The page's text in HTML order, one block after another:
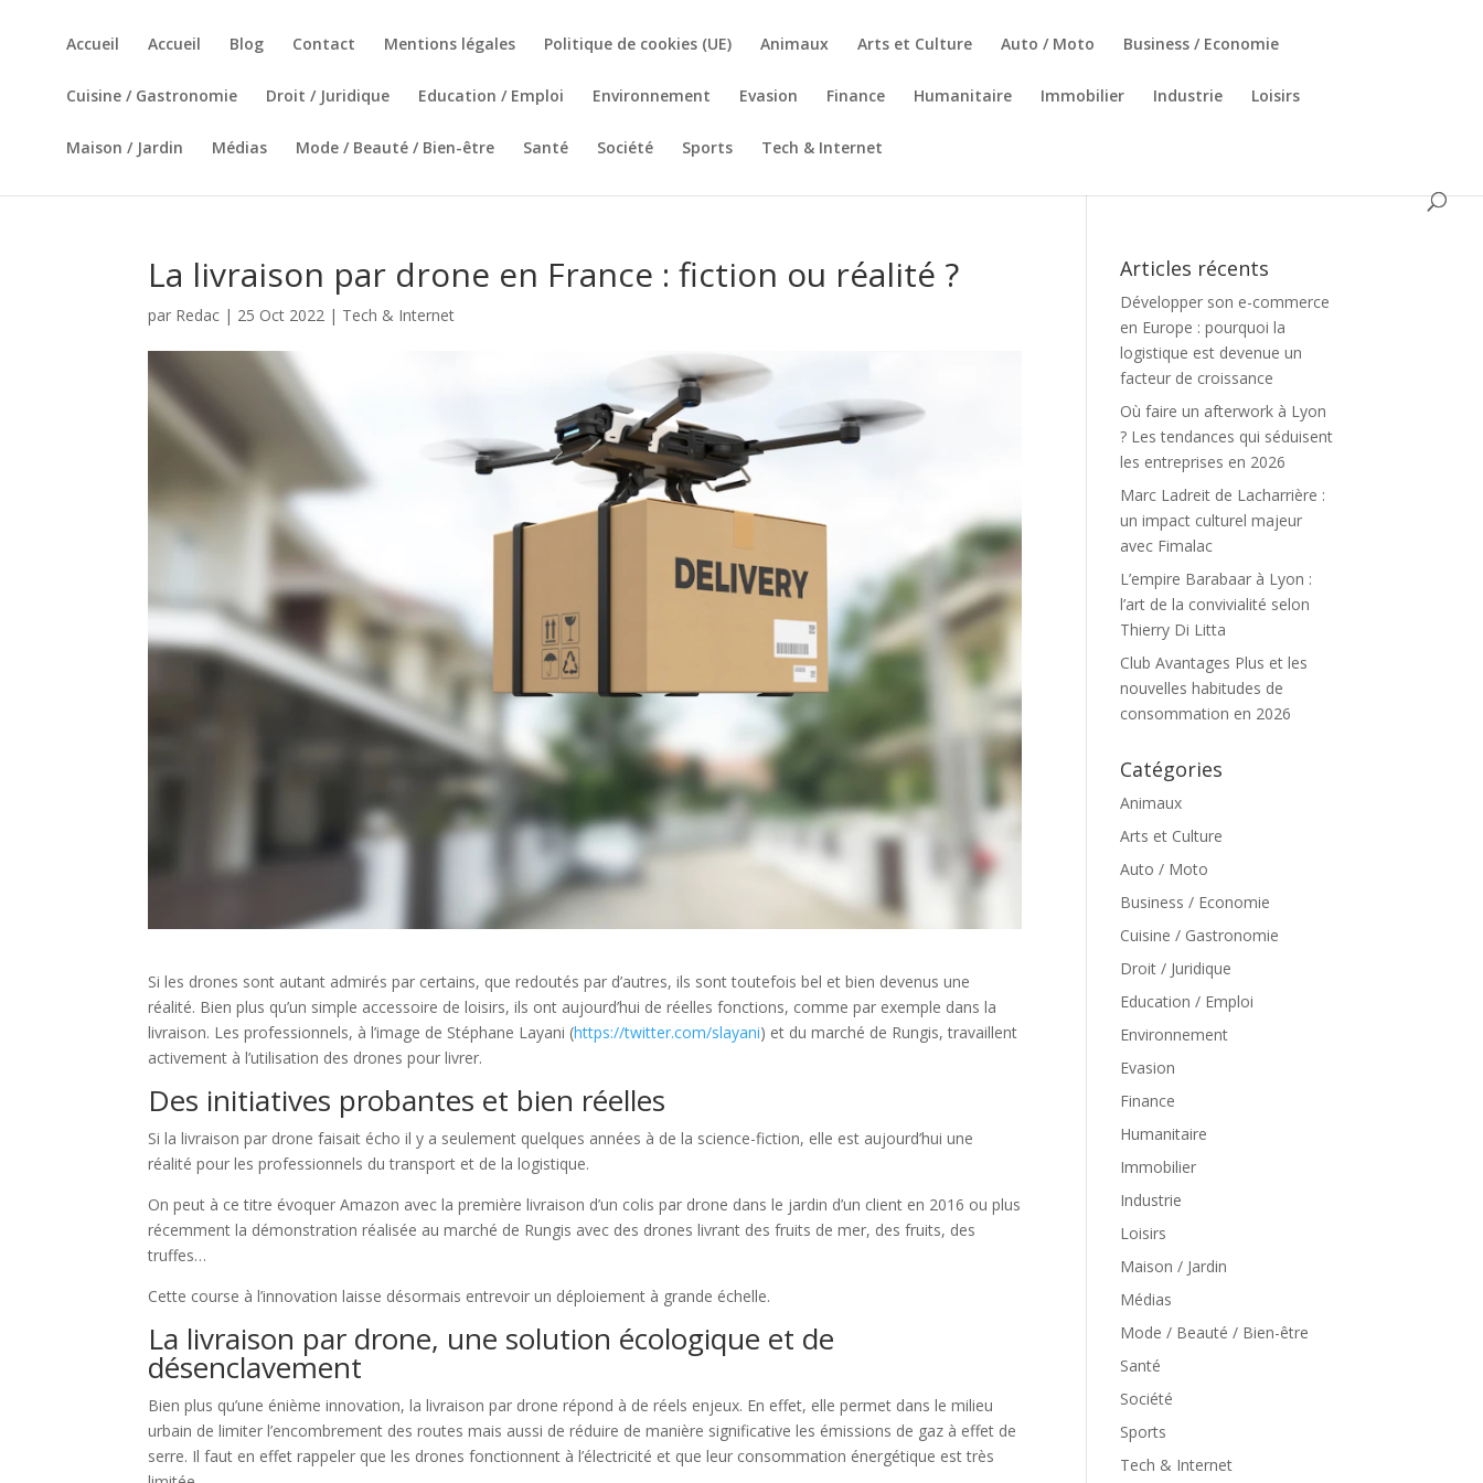
Accueil Accueil Blog Contact Mentions légales Politique de cookies (UE) Animaux Arts et Culture Auto / Moto Business / Economie
Cuisine / Gastronomie Droit / Juridique Education / Emploi Environnement Evasion Finance Humanitaire Immobilier Industrie Loisirs
Maison / Jardin Médias Mode / Beauté / Bien-être Santé Société Sports Tech & Internet
La livraison par drone en France : fiction ou réalité ?
par Redac | 25 Oct 2022 | Tech & Internet
Si les drones sont autant admirés par certains, que redoutés par d’autres, ils sont toutefois bel et bien devenus une
réalité. Bien plus qu’un simple accessoire de loisirs, ils ont aujourd’hui de réelles fonctions, comme par exemple dans la
livraison. Les professionnels, à l’image de Stéphane Layani (https://twitter.com/slayani) et du marché de Rungis, travaillent
activement à l’utilisation des drones pour livrer.
Des initiatives probantes et bien réelles
Si la livraison par drone faisait écho il y a seulement quelques années à de la science-fiction, elle est aujourd’hui une
réalité pour les professionnels du transport et de la logistique.
On peut à ce titre évoquer Amazon avec la première livraison d’un colis par drone dans le jardin d’un client en 2016 ou plus
récemment la démonstration réalisée au marché de Rungis avec des drones livrant des fruits de mer, des fruits, des
truffes…
Cette course à l’innovation laisse désormais entrevoir un déploiement à grande échelle.
La livraison par drone, une solution écologique et de
désenclavement
Bien plus qu’une énième innovation, la livraison par drone répond à de réels enjeux. En effet, elle permet dans le milieu
urbain de limiter l’encombrement des routes mais aussi de réduire de manière significative les émissions de gaz à effet de
serre. Il faut en effet rappeler que les drones fonctionnent à l’électricité et que leur consommation énergétique est très
Articles récents
Développer son e-commerce
en Europe : pourquoi la
logistique est devenue un
facteur de croissance
Où faire un afterwork à Lyon
? Les tendances qui séduisent
les entreprises en 2026
Marc Ladreit de Lacharrière :
un impact culturel majeur
avec Fimalac
L’empire Barabaar à Lyon :
l’art de la convivialité selon
Thierry Di Litta
Club Avantages Plus et les
nouvelles habitudes de
consommation en 2026
Catégories
Animaux
Arts et Culture
Auto / Moto
Business / Economie
Cuisine / Gastronomie
Droit / Juridique
Education / Emploi
Environnement
Evasion
Finance
Humanitaire
Immobilier
Industrie
Loisirs
Maison / Jardin
Médias
Mode / Beauté / Bien-être
Santé
Société
Sports
Tech & Internet